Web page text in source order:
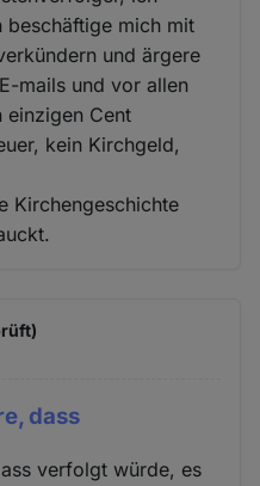
beschäftige mich mit
und ärgere
mails und vor allen
einzigen Cent
kein Kirchgeld,
Kirchengeschichte
dass
verfolgt würde, es